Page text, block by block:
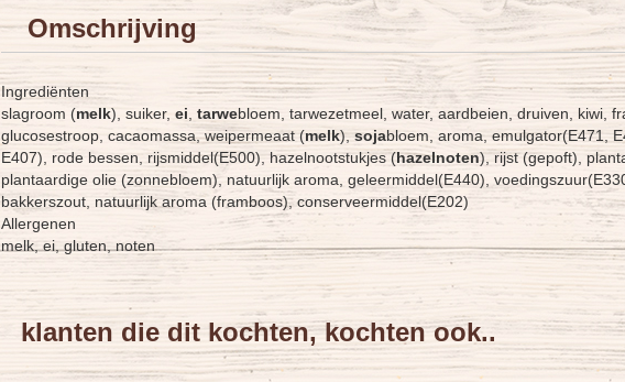
Omschrijving
Ingrediënten
slagroom (melk), suiker, ei, tarwebloem, tarwezetmeel, water, aardbeien, druiven, kiwi,
glucosestroop, cacaomassa, weipermeaat (melk), sojabloem, aroma, emulgator(E471,
E407), rode bessen, rijsmiddel(E500), hazelnootstukjes (hazelnoten), rijst (gepoft),
plantaardige olie (zonnebloem), natuurlijk aroma, geleermiddel(E440),
bakkerszout, natuurlijk aroma (framboos), conserveermiddel(E202)
Allergenen
melk, ei, gluten, noten
klanten die dit kochten, kochten ook..